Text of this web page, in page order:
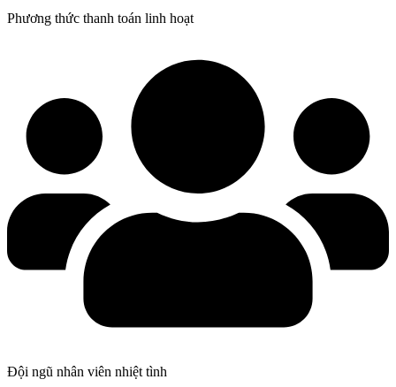
Phương thức thanh toán linh hoạt
Đội ngũ nhân viên nhiệt tình